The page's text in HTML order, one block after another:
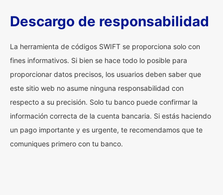
Descargo de responsabilidad
La herramienta de códigos SWIFT se proporciona solo con
fines informativos. Si bien se hace todo lo posible para
proporcionar datos precisos, los usuarios deben saber que
este sitio web no asume ninguna responsabilidad con
respecto a su precisión. Solo tu banco puede confirmar la
información correcta de la cuenta bancaria. Si estás haciendo
un pago importante y es urgente, te recomendamos que te
comuniques primero con tu banco.